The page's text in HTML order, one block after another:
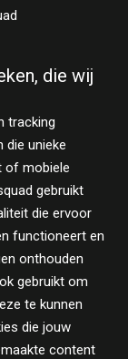
die wij
tracking
die unieke
of mobiele
gebruikt
die ervoor
functioneert en
onthouden
gebruikt om
te kunnen
die jouw
content